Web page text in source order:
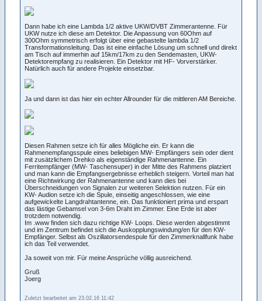
Dann habe ich eine Lambda 1/2 aktive UKW/DVBT Zimmerantenne. Für
UKW nutze ich diese am Detektor. Die Anpassung von 60Ohm auf
300Ohm symmetrisch erfolgt über eine gebastelte lambda 1/2
Transformationsleitung. Das ist eine einfache Lösung um schnell und direkt
am Tisch auf immerhin auf 15km/17km zu den Sendemasten, UKW-
Detektorempfang zu realisieren. Ein Detektor mit HF- Vorverstärker.
Natürlich auch für andere Projekte einsetzbar.
Ja und dann ist das hier ein echter Allrounder für die mittleren AM Bereiche.
Diesen Rahmen setze ich für alles Mögliche ein. Er kann die
Rahmenempfangsspule eines beliebigen MW- Empfängers sein oder dient
mit zusätzlichem Drehko als eigenständige Rahmenantenne. Ein
Ferritempfänger (MW- Taschensuper) in der Mitte des Rahmens platziert
und man kann die Empfangsergebnisse erheblich steigern. Vorteil man hat
eine Richtwirkung der Rahmenantenne und kann dies bei
Überschneidungen von Signalen zur weiteren Selektion nutzen. Für ein
KW- Audion setze ich die Spule, einseitig angeschlossen, wie eine
aufgewickelte Langdrahtantenne, ein. Das funktioniert prima und erspart
das lästige Gebamsel von 3-6m Draht im Zimmer. Eine Erde ist aber
trotzdem notwendig.
Im .www finden sich dazu richtige KW- Loops. Diese werden abgestimmt
und im Zentrum befindet sich die Auskopplungswindung/en für den KW-
Empfänger. Selbst als Oszillatorsendespule für den Zimmerknallfunk habe
ich das Teil verwendet.
Ja soweit von mir. Für meine Ansprüche völlig ausreichend.
Gruß
Joerg
Zuletzt bearbeitet am 23.02.16 11:42